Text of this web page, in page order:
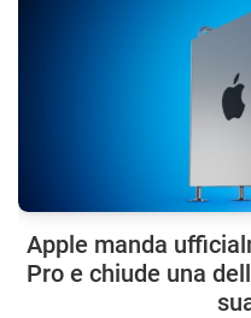
Apple manda
Pro e chiude una